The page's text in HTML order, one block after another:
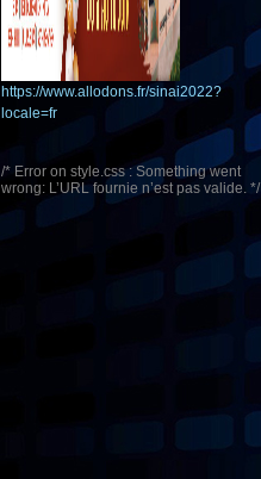
https://www.allodons.fr/sinai2022?
locale=fr
/* Error on style.css : Something went
wrong: L’URL fournie n’est pas valide. */